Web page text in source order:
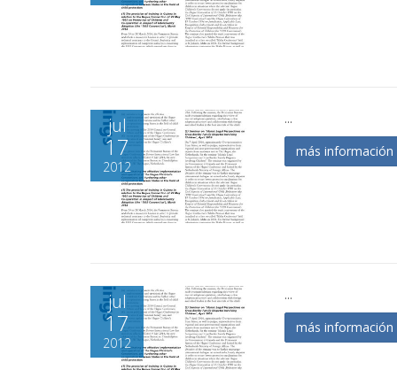
jul
17
2012
...
más información
jul
17
2012
...
más información